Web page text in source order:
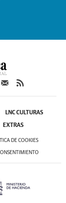
LNC CULTURAS
EXTRAS
DE COOKIES